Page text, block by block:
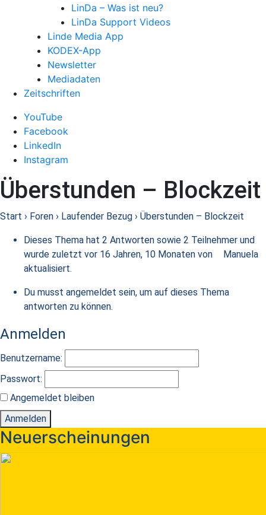
LinDa – Was ist neu?
LinDa Support Videos
Linde Media App
KODEX-App
Newsletter
Mediadaten
Zeitschriften
YouTube
Facebook
LinkedIn
Instagram
Überstunden – Blockzeit
Start › Foren › Laufender Bezug › Überstunden – Blockzeit
Dieses Thema hat 2 Antworten sowie 2 Teilnehmer und
wurde zuletzt vor 16 Jahren, 10 Monaten von
Manuela
aktualisiert.
Du musst angemeldet sein, um auf dieses Thema
antworten zu können.
Anmelden
Benutzername:
Passwort:
Angemeldet bleiben
Anmelden
Neuerscheinungen